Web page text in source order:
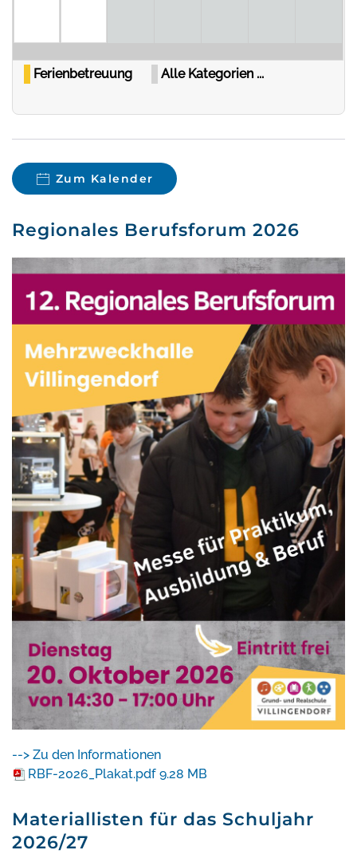
Ferienbetreuung Alle Kategorien ...
Zum Kalender
Regionales Berufsforum 2026
--> Zu den Informationen
RBF-2026_Plakat.pdf 9.28 MB
Materiallisten für das Schuljahr
2026/27